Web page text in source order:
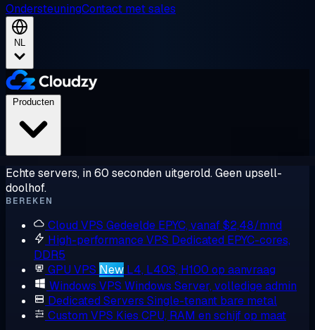
OndersteuningContact met sales
NL
Echte servers, in 60 seconden uitgerold. Geen upsell-
doolhof.
BEREKEN
Cloud VPS Gedeelde EPYC, vanaf $2,48/mnd
High-performance VPS Dedicated EPYC-cores,
DDR5
GPU VPS New L4, L40S, H100 op aanvraag
Windows VPS Windows Server, volledige admin
Dedicated Servers Single-tenant bare metal
Custom VPS Kies CPU, RAM en schijf op maat